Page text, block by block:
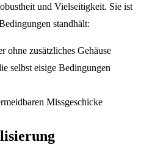
und Vielseitigkeit. Sie ist
standhält:
ohne zusätzliches Gehäuse
selbst eisige Bedingungen
Missgeschicke